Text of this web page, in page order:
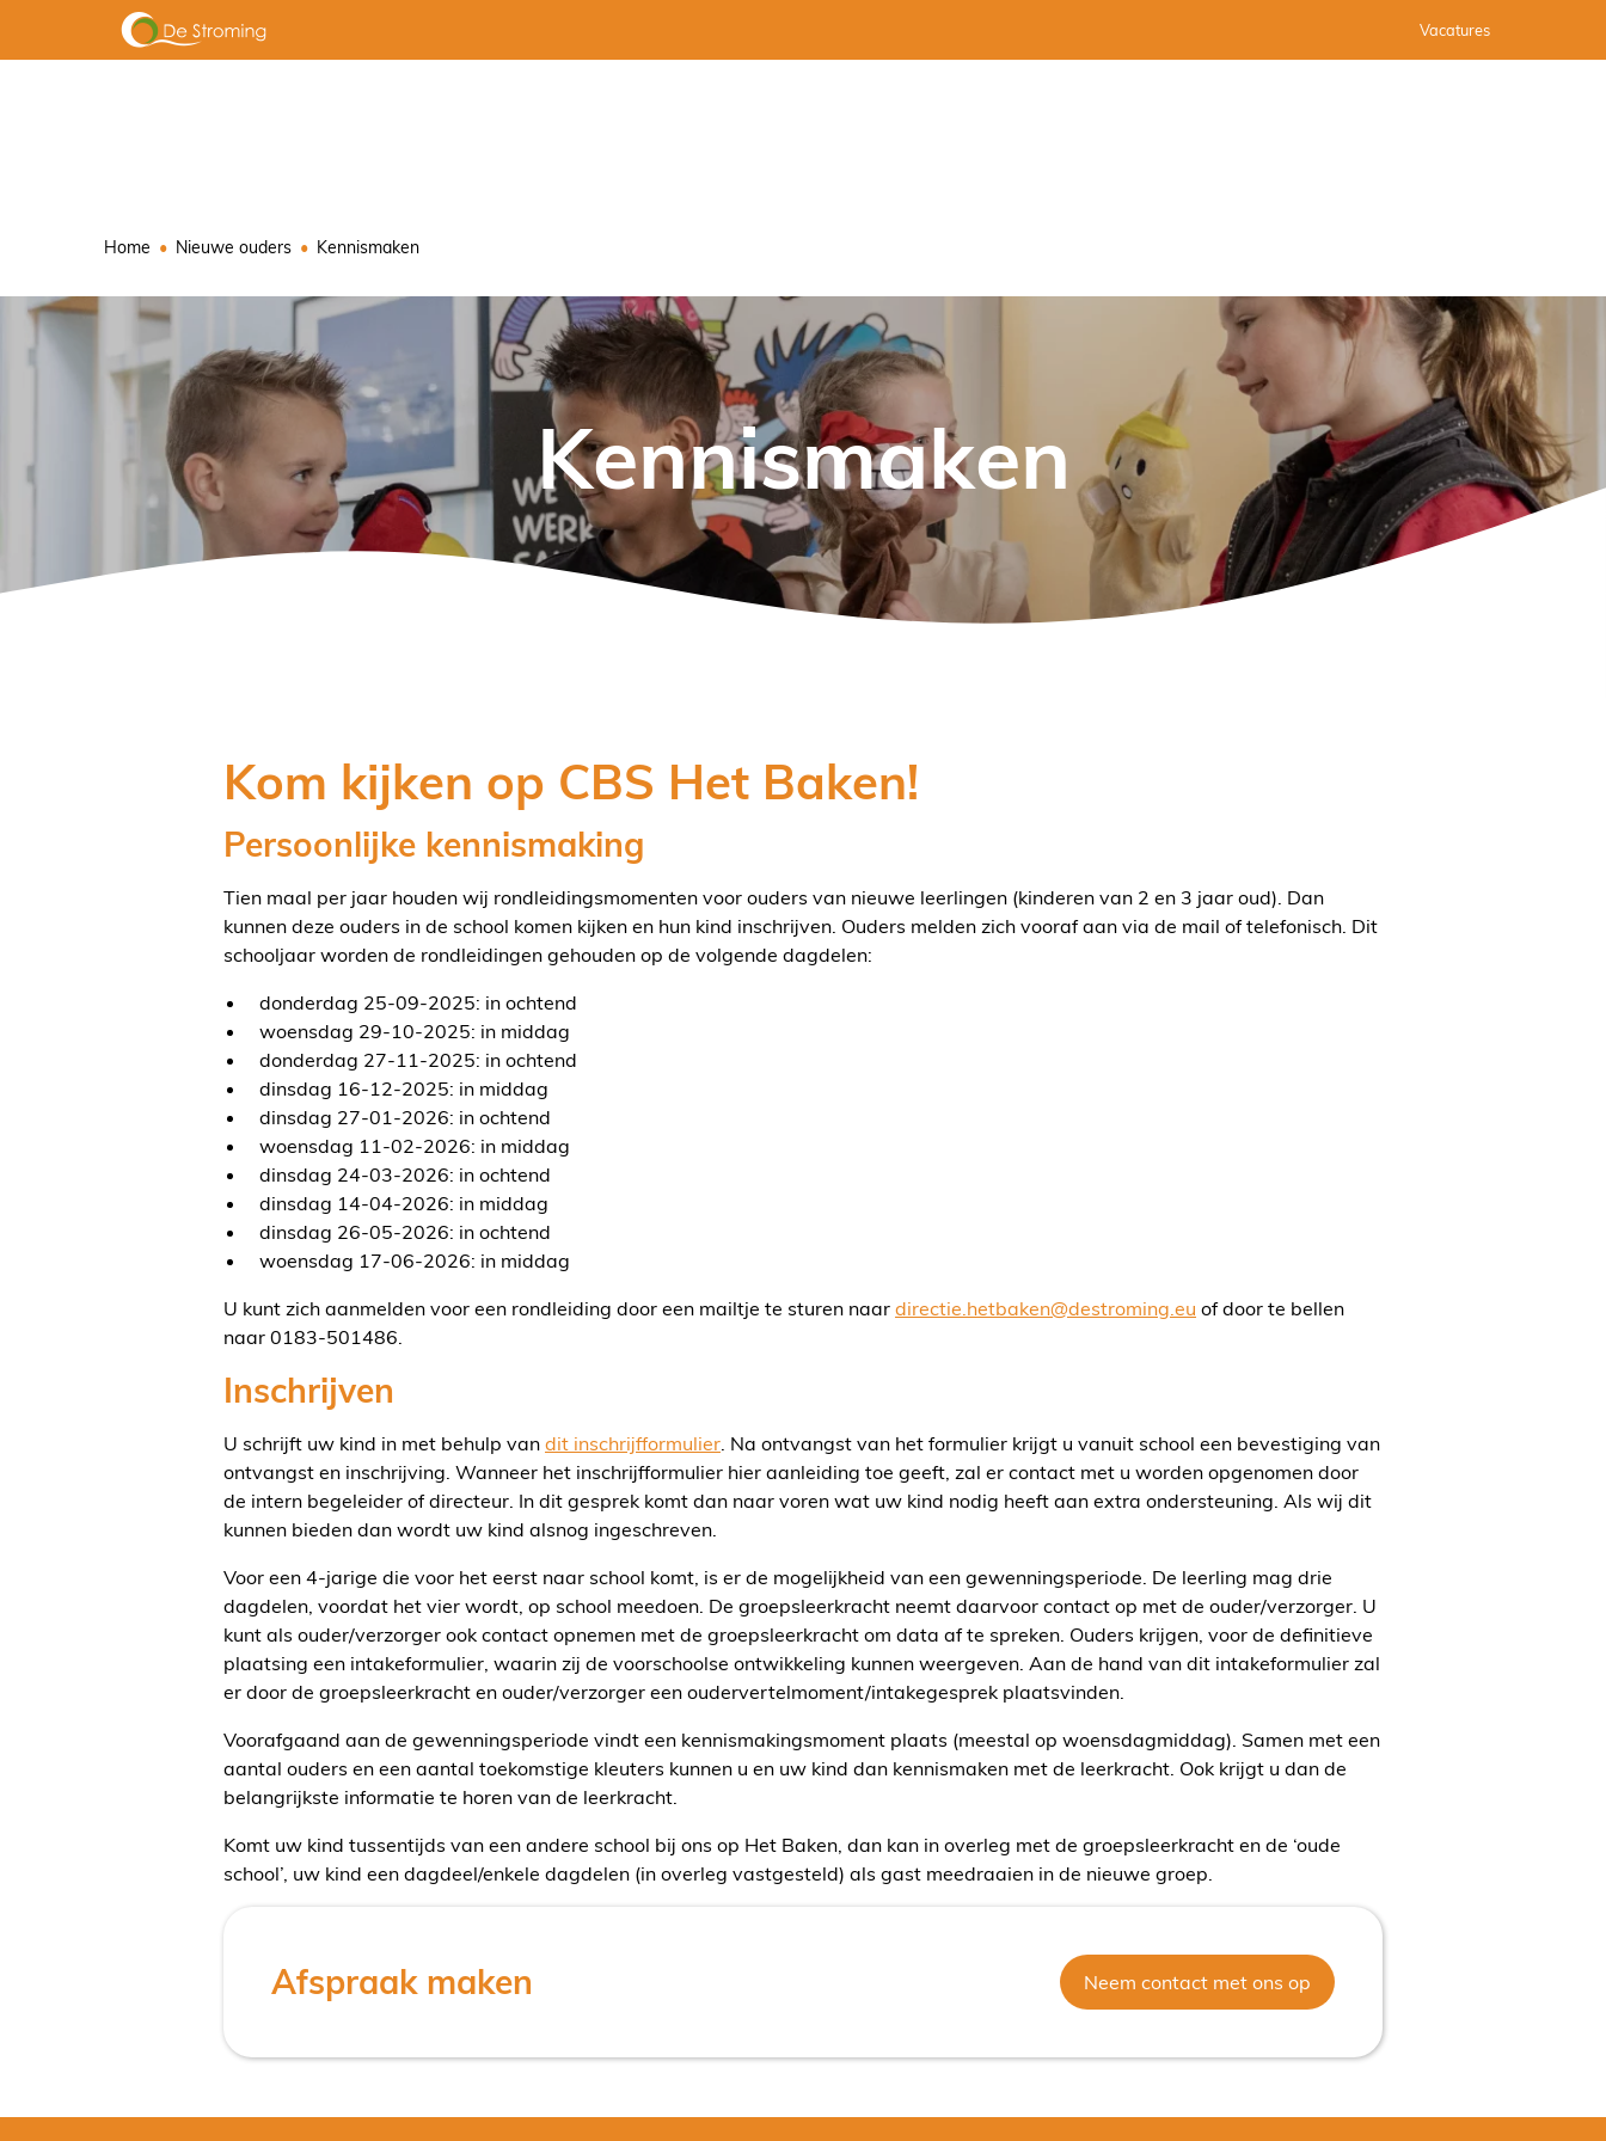
Vacatures
Home Nieuwe ouders Kennismaken
Kennismaken
Kom kijken op CBS Het Baken!
Persoonlijke kennismaking
Tien maal per jaar houden wij rondleidingsmomenten voor ouders van nieuwe leerlingen (kinderen van 2 en 3 jaar oud). Dan
kunnen deze ouders in de school komen kijken en hun kind inschrijven. Ouders melden zich vooraf aan via de mail of telefonisch. Dit
schooljaar worden de rondleidingen gehouden op de volgende dagdelen:
donderdag 25-09-2025: in ochtend
woensdag 29-10-2025: in middag
donderdag 27-11-2025: in ochtend
dinsdag 16-12-2025: in middag
dinsdag 27-01-2026: in ochtend
woensdag 11-02-2026: in middag
dinsdag 24-03-2026: in ochtend
dinsdag 14-04-2026: in middag
dinsdag 26-05-2026: in ochtend
woensdag 17-06-2026: in middag
U kunt zich aanmelden voor een rondleiding door een mailtje te sturen naar directie.hetbaken@destroming.eu of door te bellen
naar 0183-501486.
Inschrijven
U schrijft uw kind in met behulp van dit inschrijfformulier . Na ontvangst van het formulier krijgt u vanuit school een bevestiging van
ontvangst en inschrijving. Wanneer het inschrijfformulier hier aanleiding toe geeft, zal er contact met u worden opgenomen door
de intern begeleider of directeur. In dit gesprek komt dan naar voren wat uw kind nodig heeft aan extra ondersteuning. Als wij dit
kunnen bieden dan wordt uw kind alsnog ingeschreven.
Voor een 4-jarige die voor het eerst naar school komt, is er de mogelijkheid van een gewenningsperiode. De leerling mag drie
dagdelen, voordat het vier wordt, op school meedoen. De groepsleerkracht neemt daarvoor contact op met de ouder/verzorger. U
kunt als ouder/verzorger ook contact opnemen met de groepsleerkracht om data af te spreken. Ouders krijgen, voor de definitieve
plaatsing een intakeformulier, waarin zij de voorschoolse ontwikkeling kunnen weergeven. Aan de hand van dit intakeformulier zal
er door de groepsleerkracht en ouder/verzorger een oudervertelmoment/intakegesprek plaatsvinden.
Voorafgaand aan de gewenningsperiode vindt een kennismakingsmoment plaats (meestal op woensdagmiddag). Samen met een
aantal ouders en een aantal toekomstige kleuters kunnen u en uw kind dan kennismaken met de leerkracht. Ook krijgt u dan de
belangrijkste informatie te horen van de leerkracht.
Komt uw kind tussentijds van een andere school bij ons op Het Baken, dan kan in overleg met de groepsleerkracht en de ‘oude
school’, uw kind een dagdeel/enkele dagdelen (in overleg vastgesteld) als gast meedraaien in de nieuwe groep.
Afspraak maken Neem contact met ons op